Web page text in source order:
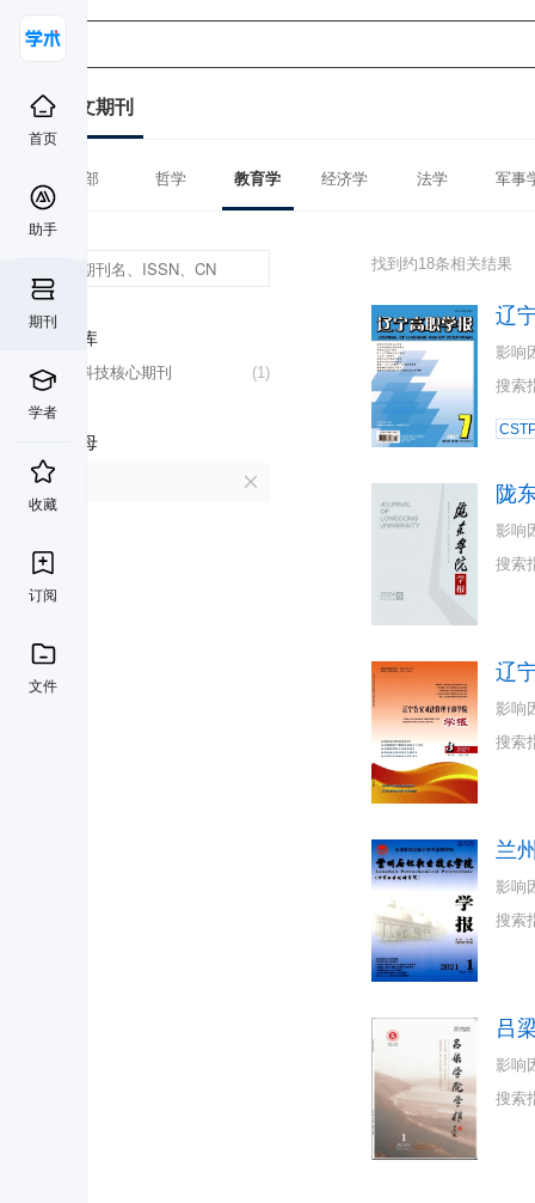
首页
助手
期刊
学者
收藏
订阅
文件
中文期刊
全部 哲学 教育学 经济学 法学 军事
数据库
(1)
中国科技核心期刊
首字母
找到约18条相关结果
辽
影响
搜索
陇
影响
搜索
辽
影响
搜索
兰
影响
搜索
吕
影响
搜索